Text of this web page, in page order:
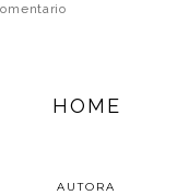
HOME
AUTORA